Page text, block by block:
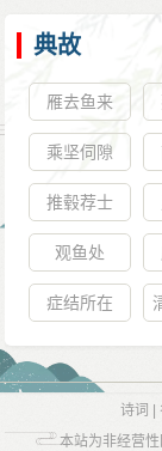
典故
雁去鱼来
乘坚伺隙
推毂荐士
观鱼处
症结所在
诗词
本站为非经营